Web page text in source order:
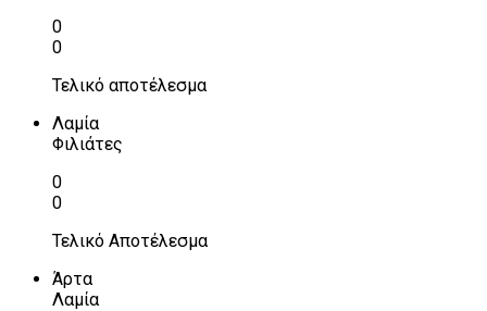
0
0
Τελικό αποτέλεσμα
Λαμία
Φιλιάτες
0
0
Τελικό Αποτέλεσμα
Άρτα
Λαμία